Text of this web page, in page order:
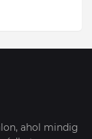
ahol mindig